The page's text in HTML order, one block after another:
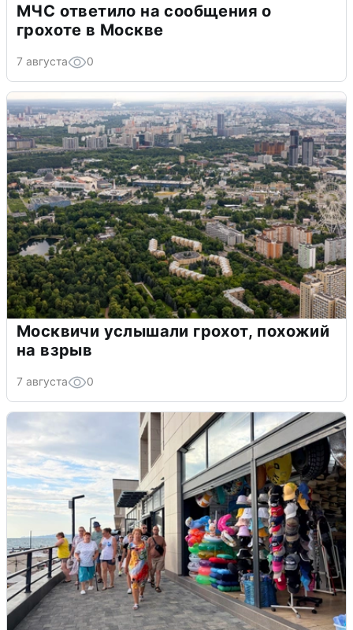
МЧС ответило на сообщения о
грохоте в Москве
7 августа 0
Москвичи услышали грохот, похожий
на взрыв
7 августа 0